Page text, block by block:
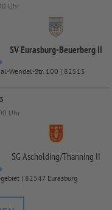
Uhr
SV Eurasburg-Beuerberg II
Wendel-Str. 100 | 82515
Uhr
SG Ascholding/Thanning II
| 82547 Eurasburg